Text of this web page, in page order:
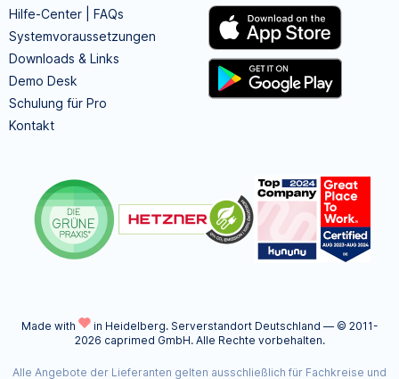
Hilfe-Center | FAQs
Systemvoraussetzungen
Downloads & Links
Demo Desk
Schulung für Pro
Kontakt
Made with in Heidelberg. Serverstandort Deutschland — © 2011-
2026 caprimed GmbH. Alle Rechte vorbehalten.
Alle Angebote der Lieferanten gelten ausschließlich für Fachkreise und